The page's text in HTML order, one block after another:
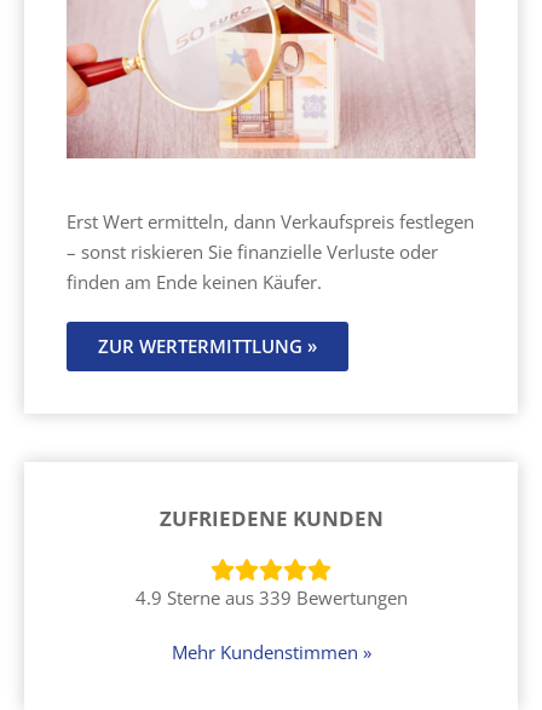
Erst Wert ermitteln, dann Verkaufspreis festlegen
– sonst riskieren Sie finanzielle Verluste oder
finden am Ende keinen Käufer.
ZUR WERTERMITTLUNG »
ZUFRIEDENE KUNDEN
4.9 Sterne aus 339 Bewertungen
Mehr Kundenstimmen »